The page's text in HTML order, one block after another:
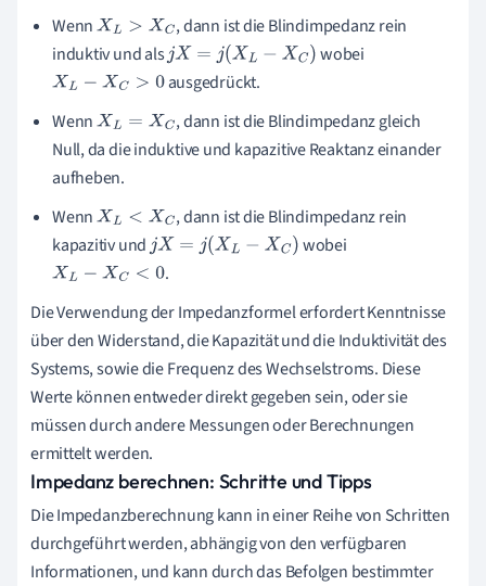
WennXL> XC
, dann ist die Blindimpedanz rein
induktiv und alsjX=j (XL −XC)
wobei
XL−XC>0
ausgedrückt.
WennXL= XC
, dann ist die Blindimpedanz gleich
Null, da die induktive und kapazitive Reaktanz einander
aufheben.
WennXL< XC
, dann ist die Blindimpedanz rein
kapazitiv undjX=j XL −XC)
wobei
XL−XC<0
.
Die Verwendung der Impedanzformel erfordert Kenntnisse
über den Widerstand, die Kapazität und die Induktivität des
Systems, sowie die Frequenz des Wechselstroms. Diese
Werte können entweder direkt gegeben sein, oder sie
müssen durch andere Messungen oder Berechnungen
ermittelt werden.
Impedanz berechnen: Schritte und Tipps
Die Impedanzberechnung kann in einer Reihe von Schritten
durchgeführt werden, abhängig von den verfügbaren
Informationen, und kann durch das Befolgen bestimmter